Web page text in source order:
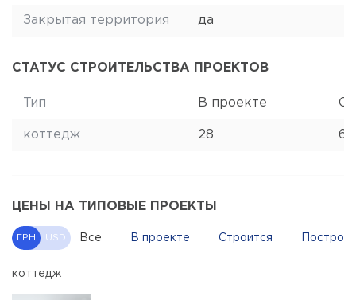
Закрытая территория да
СТАТУС СТРОИТЕЛЬСТВА ПРОЕКТОВ
Тип В проекте
коттедж 28 6
ЦЕНЫ НА ТИПОВЫЕ ПРОЕКТЫ
ГРН USD Все В проекте Строится
коттедж